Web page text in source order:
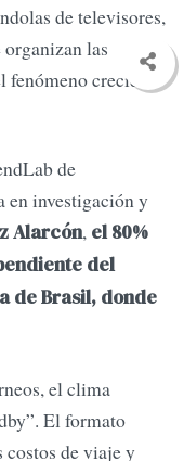
de televisores,
las
creciente
de
en investigación y
Alarcón, el 80%
del
de Brasil, donde
el clima
El formato
costos de viaje y